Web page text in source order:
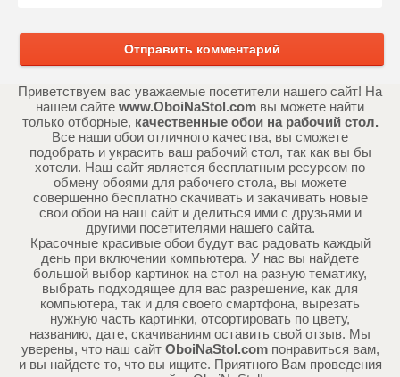
Отправить комментарий
Приветствуем вас уважаемые посетители нашего сайт! На
нашем сайте www.OboiNaStol.com вы можете найти
только отборные, качественные обои на рабочий стол.
Все наши обои отличного качества, вы сможете
подобрать и украсить ваш рабочий стол, так как вы бы
хотели. Наш сайт является бесплатным ресурсом по
обмену обоями для рабочего стола, вы можете
совершенно бесплатно скачивать и закачивать новые
свои обои на наш сайт и делиться ими с друзьями и
другими посетителями нашего сайта.
Красочные красивые обои будут вас радовать каждый
день при включении компьютера. У нас вы найдете
большой выбор картинок на стол на разную тематику,
выбрать подходящее для вас разрешение, как для
компьютера, так и для своего смартфона, вырезать
нужную часть картинки, отсортировать по цвету,
названию, дате, скачиваниям оставить свой отзыв. Мы
уверены, что наш сайт OboiNaStol.comпонравиться вам,
и вы найдете то, что вы ищите. Приятного Вам проведения